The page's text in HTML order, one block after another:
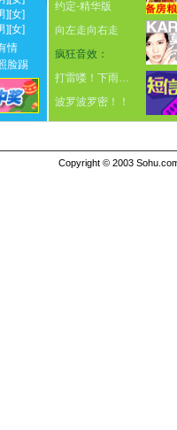
] [女]
] [女]
情
脸踢
约定-精华版
向左走向右走
疯狂音效：
打雷喽！下雨…
波罗波罗密！！
Copyright © 2003